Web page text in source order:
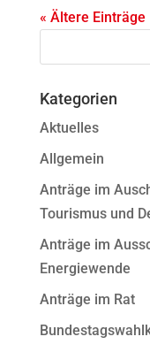
« Ältere Einträge
Kategorien
Aktuelles
Allgemein
Anträge im
Tourismus und
Anträge im
Energiewende
Anträge im Rat